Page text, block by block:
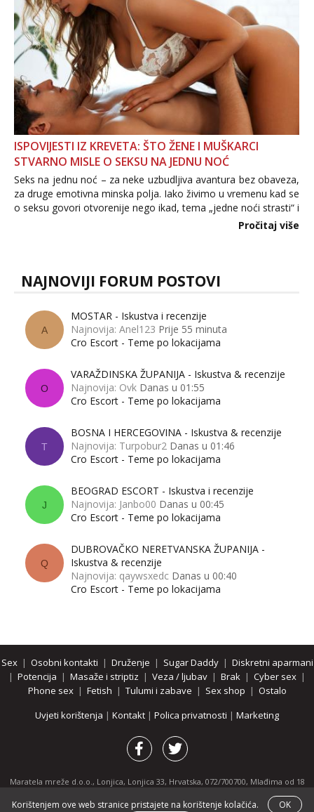
ISPOVIJESTI IZ KREVETA: ŠTO ŽENE I MUŠKARCI
STVARNO MISLE O SEKSU NA JEDNU NOĆ
Seks na jednu noć – za neke uzbudljiva avantura bez obaveza,
za druge emotivna minska polja. Iako živimo u vremenu kad se
o seksu govori otvorenije nego ikad, tema „jedne noći strasti“ i
dalje izaziva burne rasprave. Što zapravo misle žene, a što
Pročitaj više
NAJNOVIJI FORUM POSTOVI
A
MOSTAR - Iskustva i recenzije
Najnovija: Anel123 Prije 55 minuta
Cro Escort - Teme po lokacijama
O
VARAŽDINSKA ŽUPANIJA - Iskustva & recenzije
Najnovija: Ovk Danas u 01:55
Cro Escort - Teme po lokacijama
T
BOSNA I HERCEGOVINA - Iskustva & recenzije
Najnovija: Turpobur2 Danas u 01:46
Cro Escort - Teme po lokacijama
J
BEOGRAD ESCORT - Iskustva i recenzije
Najnovija: Janbo00 Danas u 00:45
Cro Escort - Teme po lokacijama
Q
DUBROVAČKO NERETVANSKA ŽUPANIJA -
Iskustva & recenzije
Najnovija: qaywsxedc Danas u 00:40
Cro Escort - Teme po lokacijama
Sex| Osobni kontakti | Druženje | Sugar Daddy| Diskretni aparmani
| Potencija | Masaže i striptiz | Veza / ljubav | Brak | Cyber sex |
Phone sex| Fetish | Tulumi i zabave | Sex shop | Ostalo
Uvjeti korištenja | Kontakt | Polica privatnosti | Marketing
Maratela mreže d.o.o., Lonjica, Lonjica 33, Hrvatska, 072/700700, Mlađima od 18
Partnerski portali:osobnikontakti.com|hotline.hr|ThePornDude.com
Korištenjem ove web stranice pristajete na korištenje kolačića. OK